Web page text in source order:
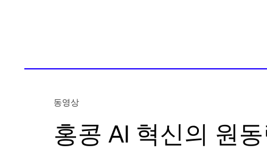
동영상
홍콩 AI 혁신의 원동